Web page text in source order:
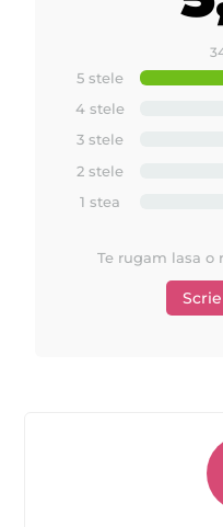
5 stele
4 stele
3 stele
2 stele
1 stea
Te rugam lasa o